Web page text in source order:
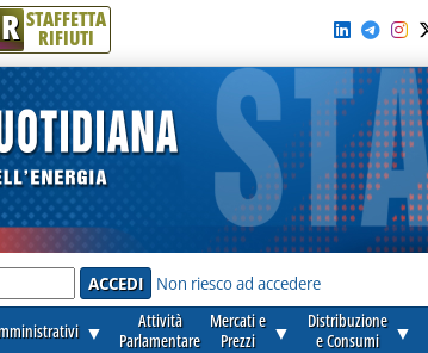
R STAFFETTA
RIFIUTI
Non riesco ad accedere
▼
Attività
Parlamentare
Mercati e
Prezzi
▼
Distribuzione
e Consumi
▼